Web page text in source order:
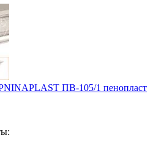
ПВ-105/1 пенопласт